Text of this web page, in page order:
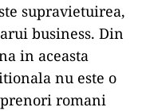
supravietuirea,
business. Din
in aceasta
nu este o
romani